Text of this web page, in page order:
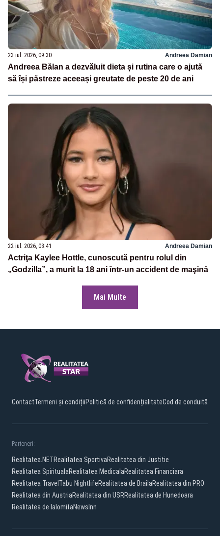
23 iul. 2026, 09:30 Andreea Damian
Andreea Bălan a dezvăluit dieta și rutina care o ajută
să își păstreze aceeași greutate de peste 20 de ani
22 iul. 2026, 08:41 Andreea Damian
Actriţa Kaylee Hottle, cunoscută pentru rolul din
„Godzilla”, a murit la 18 ani într-un accident de maşină
Mai Multe
ContactTermeni și condițiiPolitică de confidențialitateCod de conduită
Parteneri:
Realitatea.NETRealitatea SportivaRealitatea din Justitie
Realitatea SpiritualaRealitatea MedicalaRealitatea Financiara
Realitatea Travel Tabu NightlifeRealitatea de BrailaRealitatea din PRO
Realitatea din AustriaRealitatea din USRRealitatea de Hunedoara
Realitatea de IalomitaNewsInn